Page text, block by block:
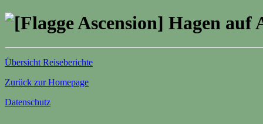
Hagen auf
Übersicht Reiseberichte
Zurück zur Homepage
Datenschutz